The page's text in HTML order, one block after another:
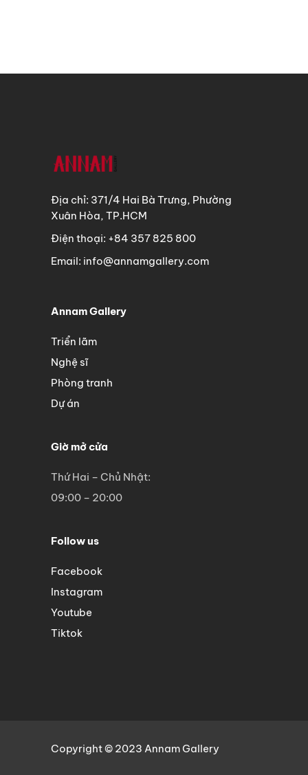
Địa chỉ: 371/4 Hai Bà Trưng, Phường
Xuân Hòa, TP.HCM
Điện thoại: +84 357 825 800
Email: info@annamgallery.com
Annam Gallery
Triển lãm
Nghệ sĩ
Phòng tranh
Dự án
Giờ mở cửa
Thứ Hai – Chủ Nhật:
09:00 – 20:00
Follow us
Facebook
Instagram
Youtube
Tiktok
Copyright © 2023 Annam Gallery